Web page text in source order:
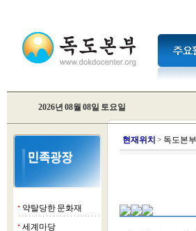
2026년 08월 08일 토요일
■ 약탈당한 문화재
■ 세계마당
현재위치 > 독도본부